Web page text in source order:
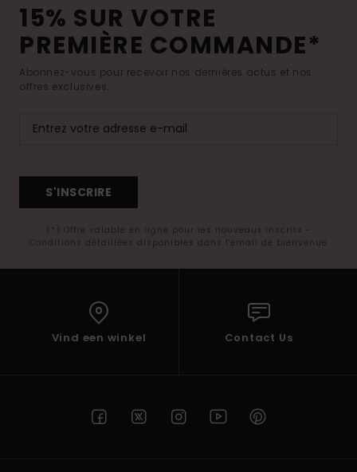
15% SUR VOTRE
PREMIÈRE COMMANDE*
Abonnez-vous pour recevoir nos dernières actus et nos
offres exclusives.
S'INSCRIRE
(*) Offre valable en ligne pour les nouveaux inscrits -
Conditions détaillées disponibles dans l'email de bienvenue
Vind een winkel Contact Us